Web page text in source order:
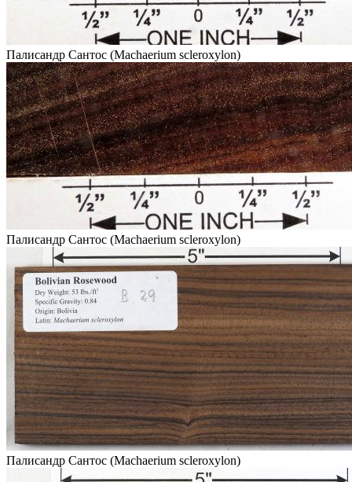
Палисандр Сантос (Machaerium scleroxylon)
Палисандр Сантос (Machaerium scleroxylon)
Палисандр Сантос (Machaerium scleroxylon)